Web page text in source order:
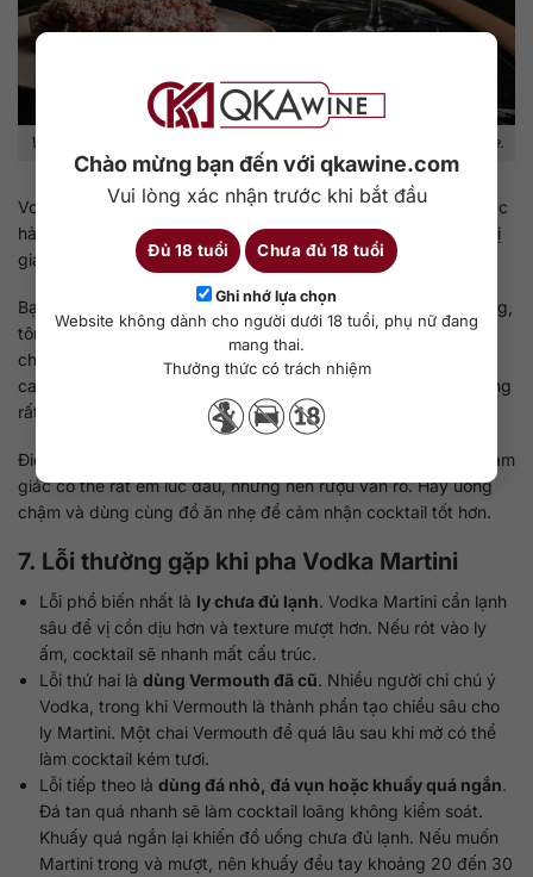
Chào mừng bạn đến với qkawine.com
Vui lòng xác nhận trước khi bắt đầu
Đủ 18 tuổi Chưa đủ 18 tuổi
Ghi nhớ lựa chọn
Website không dành cho người dưới 18 tuổi, phụ nữ đang
mang thai.
Thưởng thức có trách nhiệm
Vị khô lạnh của Martini hợp với hải sản tươi, olive và món mặn nhẹ.
Vodka Martini hợp nhất với những món mặn nhẹ, béo vừa hoặc
hải sản tươi. Độ lạnh, khô và sạch của cocktail giúp làm gọn vị
giác sau các món có độ béo hoặc vị biển rõ.
Bạn có thể dùng cùng hàu tươi, sashimi, ceviche, cá biển trắng,
tôm, sò điệp, olive, phô mai cứng, thịt nguội hoặc khoai tây
chiên. Trong tiệc cocktail, những món nhỏ có vị mặn như
canapé cá hồi, bánh mì nướng với phô mai hoặc olive nhồi cũng
rất hợp.
Điểm cần nhớ là Vodka Martini khá mạnh. Ly uống lạnh nên cảm
giác có thể rất êm lúc đầu, nhưng nền rượu vẫn rõ. Hãy uống
chậm và dùng cùng đồ ăn nhẹ để cảm nhận cocktail tốt hơn.
7. Lỗi thường gặp khi pha Vodka Martini
Lỗi phổ biến nhất là ly chưa đủ lạnh. Vodka Martini cần lạnh
sâu để vị cồn dịu hơn và texture mượt hơn. Nếu rót vào ly
ấm, cocktail sẽ nhanh mất cấu trúc.
Lỗi thứ hai làdùng Vermouth đã cũ. Nhiều người chỉ chú ý
Vodka, trong khi Vermouth là thành phần tạo chiều sâu cho
ly Martini. Một chai Vermouth để quá lâu sau khi mở có thể
làm cocktail kém tươi.
Lỗi tiếp theo làdùng đá nhỏ, đá vụn hoặc khuấy quá ngắn.
Đá tan quá nhanh sẽ làm cocktail loãng không kiểm soát.
Khuấy quá ngắn lại khiến đồ uống chưa đủ lạnh. Nếu muốn
Martini trong và mượt, nên khuấy đều tay khoảng 20 đến 30